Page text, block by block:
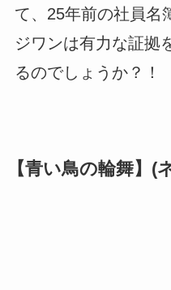
て、25年前の社員名
ジワンは有力な証拠
るのでしょうか？！
【青い鳥の輪舞】(